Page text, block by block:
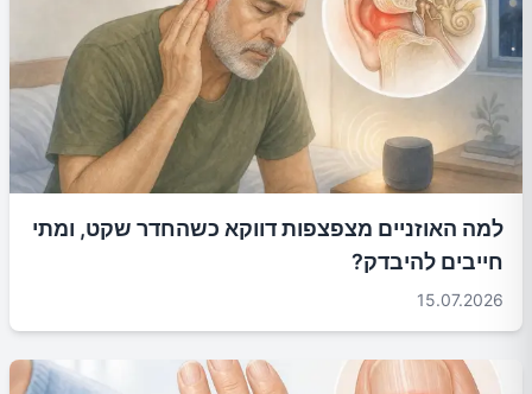
למה האוזניים מצפצפות דווקא כשהחדר שקט, ומתי
חייבים להיבדק?
15.07.2026